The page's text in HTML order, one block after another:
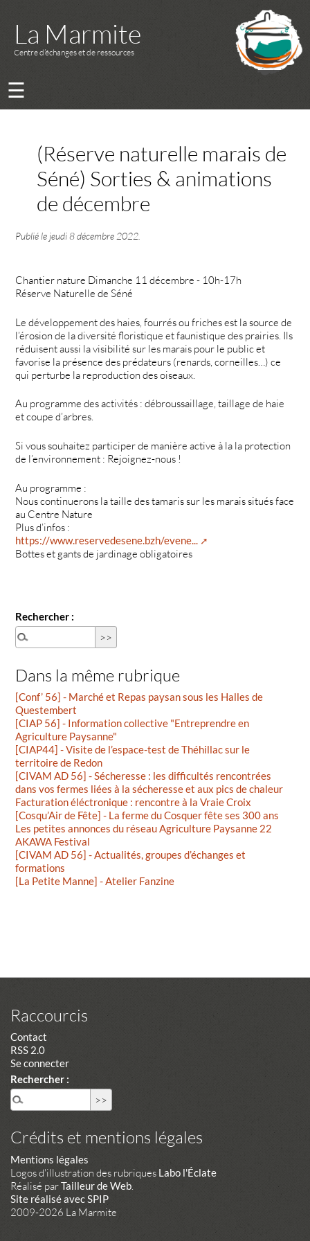
La Marmite
Centre d’échanges et de ressources
☰
(Réserve naturelle marais de
Séné) Sorties & animations
de décembre
Publié le jeudi 8 décembre 2022
Chantier nature Dimanche 11 décembre - 10h-17h
Réserve Naturelle de Séné
Le développement des haies, fourrés ou friches est la source de
l’érosion de la diversité floristique et faunistique des prairies. Ils
réduisent aussi la visibilité sur les marais pour le public et
favorise la présence des prédateurs (renards, corneilles…) ce
qui perturbe la reproduction des oiseaux.
Au programme des activités : débroussaillage, taillage de haie
et coupe d’arbres.
Si vous souhaitez participer de manière active à la la protection
de l’environnement : Rejoignez-nous !
Au programme :
Nous continuerons la taille des tamaris sur les marais situés face
au Centre Nature
Plus d’infos :
https://www.reservedesene.bzh/evene...
Bottes et gants de jardinage obligatoires
Rechercher :
Dans la même rubrique
[Conf’ 56] - Marché et Repas paysan sous les Halles de
Questembert
[CIAP 56] - Information collective "Entreprendre en
Agriculture Paysanne"
[CIAP44] - Visite de l’espace-test de Théhillac sur le
territoire de Redon
[CIVAM AD 56] - Sécheresse : les difficultés rencontrées
dans vos fermes liées à la sécheresse et aux pics de chaleur
Facturation éléctronique : rencontre à la Vraie Croix
[Cosqu’Air de Fête] - La ferme du Cosquer fête ses 300 ans
Les petites annonces du réseau Agriculture Paysanne 22
AKAWA Festival
[CIVAM AD 56] - Actualités, groupes d’échanges et
formations
[La Petite Manne] - Atelier Fanzine
Raccourcis
Contact
RSS 2.0
Se connecter
Rechercher :
Crédits et mentions légales
Mentions légales
Logos d'illustration des rubriques Labo l'Éclate
Réalisé parTailleur de Web
Site réalisé avec SPIP
2009-2026 La Marmite